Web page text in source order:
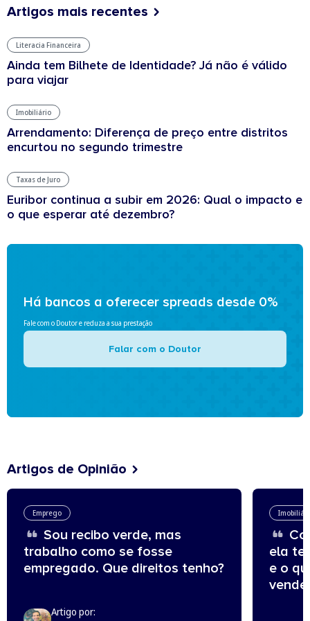
Artigos mais recentes
Literacia Financeira
Ainda tem Bilhete de Identidade? Já não é válido
para viajar
Imobiliário
Arrendamento: Diferença de preço entre distritos
encurtou no segundo trimestre
Taxas de Juro
Euribor continua a subir em 2026: Qual o impacto e
o que esperar até dezembro?
Há bancos a oferecer spreads desde 0%
Fale com o Doutor e reduza a sua prestação
Falar com o Doutor
Artigos de Opinião
Emprego
Sou recibo verde, mas
trabalho como se fosse
empregado. Que direitos tenho?
Artigo por:
ela
e o